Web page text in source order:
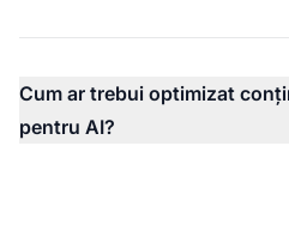
Cum ar trebui optimizat
pentru AI?